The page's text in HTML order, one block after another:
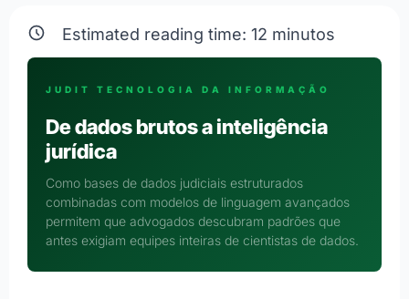
Estimated reading time: 12 minutos
JUDIT TECNOLOGIA DA INFORMAÇÃO
De dados brutos a inteligência
jurídica
Como bases de dados judiciais estruturados
combinadas com modelos de linguagem avançados
permitem que advogados descubram padrões que
antes exigiam equipes inteiras de cientistas de dados.